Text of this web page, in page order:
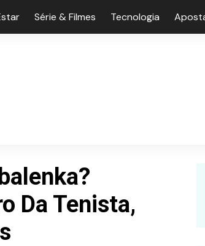
Série & Filmes Tecnologia
Da Tenista,